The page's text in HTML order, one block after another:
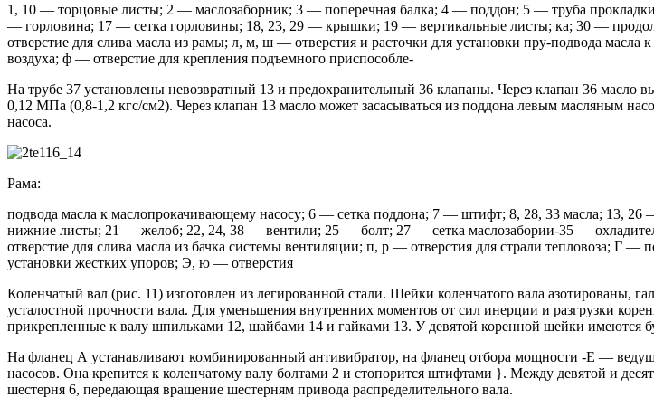
1, 10 — торцовые листы; 2 — маслозаборник; 3 — поперечная балка; 4 — поддон; 5 — труба
— горловина; 17 — сетка горловины; 18, 23, 29 — крышки; 19 — вертикальные листы; ка; 30 —
отверстие для слива масла из рамы; л, м, ш — отверстия и расточки для установки пру-подвода
воздуха; ф — отверстие для крепления подъемного приспособле-
На трубе 37 установлены невозвратный 13 и предохранительный 36 клапаны. Через клапан 36 масло
0,12 МПа (0,8-1,2 кгс/см2). Через клапан 13 масло может засасываться из поддона левым масляным
насоса.
Рама:
подвода масла к маслопрокачивающему насосу; 6 — сетка поддона; 7 — штифт; 8, 28, 33 масла; 13,
нижние листы; 21 — желоб; 22, 24, 38 — вентили; 25 — болт; 27 — сетка маслозабории-35 —
отверстие для слива масла из бачка системы вентиляции; п, р — отверстия для страли тепловоза; Г
установки жестких упоров; Э, ю — отверстия
Коленчатый вал (рис. 11) изготовлен из легированной стали. Шейки коленчатого вала азотированы,
усталостной прочности вала. Для уменьшения внутренних моментов от сил инерции и разгрузки
прикрепленные к валу шпильками 12, шайбами 14 и гайками 13. У девятой коренной шейки имеются
На фланец А устанавливают комбинированный антивибратор, на фланец отбора мощности -Е —
насосов. Она крепится к коленчатому валу болтами 2 и стопорится штифтами }. Между девятой и
шестерня 6, передающая вращение шестерням привода распределительного вала.